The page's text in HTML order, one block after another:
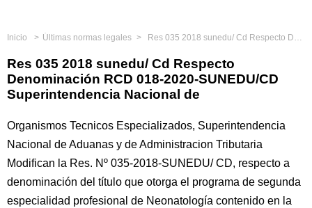
Inicio Últimas normas legales Res 035 2018 sunedu/ Cd Respecto Denominación RCD 018-2020-SUNEDU/CD Superintendencia Nacional de
Res 035 2018 sunedu/ Cd Respecto
Denominación RCD 018-2020-SUNEDU/CD
Superintendencia Nacional de
Organismos Tecnicos Especializados, Superintendencia
Nacional de Aduanas y de Administracion Tributaria
Modifican la Res. Nº 035-2018-SUNEDU/ CD, respecto a
denominación del título que otorga el programa de segunda
especialidad profesional de Neonatología contenido en la